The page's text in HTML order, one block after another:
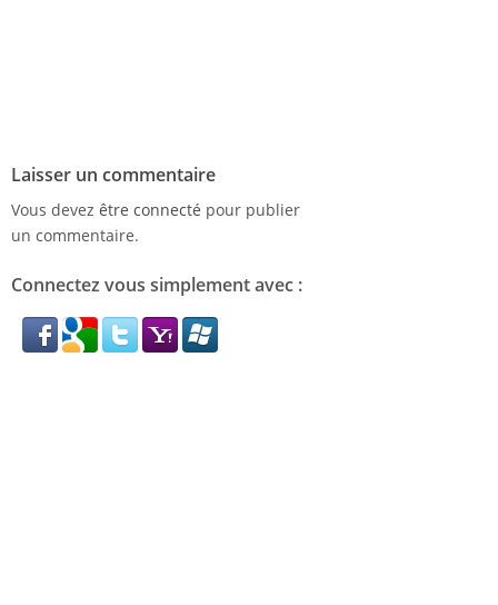
Laisser un commentaire
Vous devez être connecté pour publier
un commentaire.
Connectez vous simplement avec :